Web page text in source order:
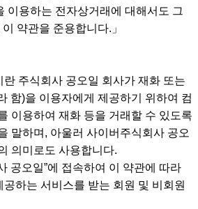
이용하는 전자상거래에 대해서도 그
약관을 준용합니다.」
주식회사 공오일 회사가 재화 또는
함)을 이용자에게 제공하기 위하여 컴
이용하여 재화 등을 거래할 수 있도록
말하며, 아울러 사이버주식회사 공오
의미로도 사용합니다.
공오일”에 접속하여 이 약관에 따라
공하는 서비스를 받는 회원 및 비회원